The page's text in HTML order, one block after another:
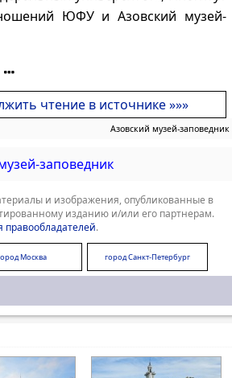
ЮФУ и Азовский музей-
чтение в источнике »»»
Азовский музей-заповедник
заповедник
и изображения, опубликованные в
изданию и/или его партнерам.
.
Москва город Санкт-Петербург